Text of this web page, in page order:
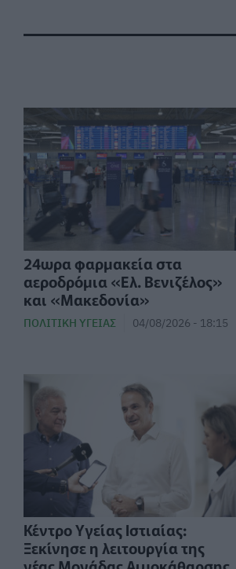
24ωρα φαρμακεία στα
αεροδρόμια «Ελ. Βενιζέλος»
και «Μακεδονία»
ΠΟΛΙΤΙΚΉ ΥΓΕΊΑΣ 04/08/2026 - 18:15
Κέντρο Υγείας Ιστιαίας:
Ξεκίνησε η λειτουργία της